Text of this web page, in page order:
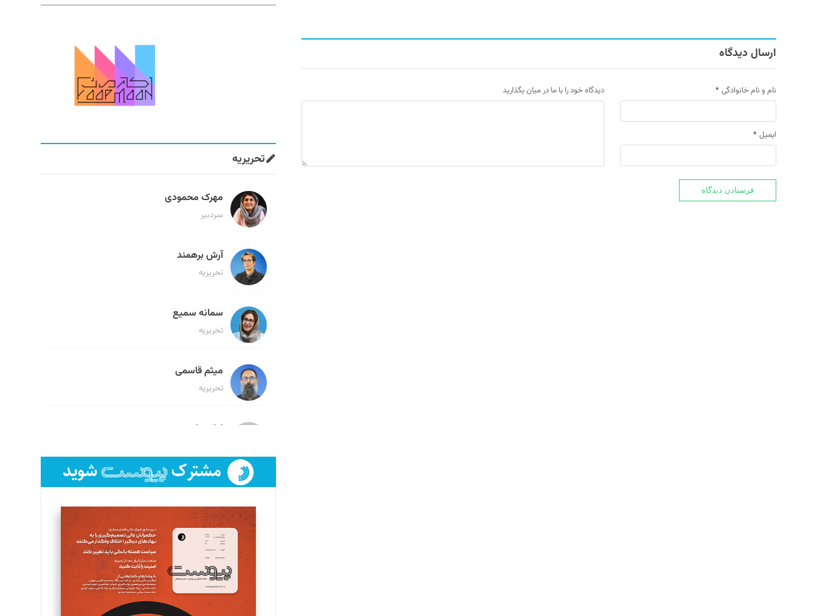
ارسال دیدگاه
نام و نام خانوادگی *
ایمیل *
دیدگاه خود را با ما در میان بگذارید
تحریریه
مهرک محمودی
سردبیر
آرش برهمند
تحریریه
سمانه سمیع
تحریریه
میثم قاسمی
تحریریه
لیلا حنارود
فائزه فتحی رستمی
تحریریه
سروش کرمیان
تحریریه
مینا پاکدل